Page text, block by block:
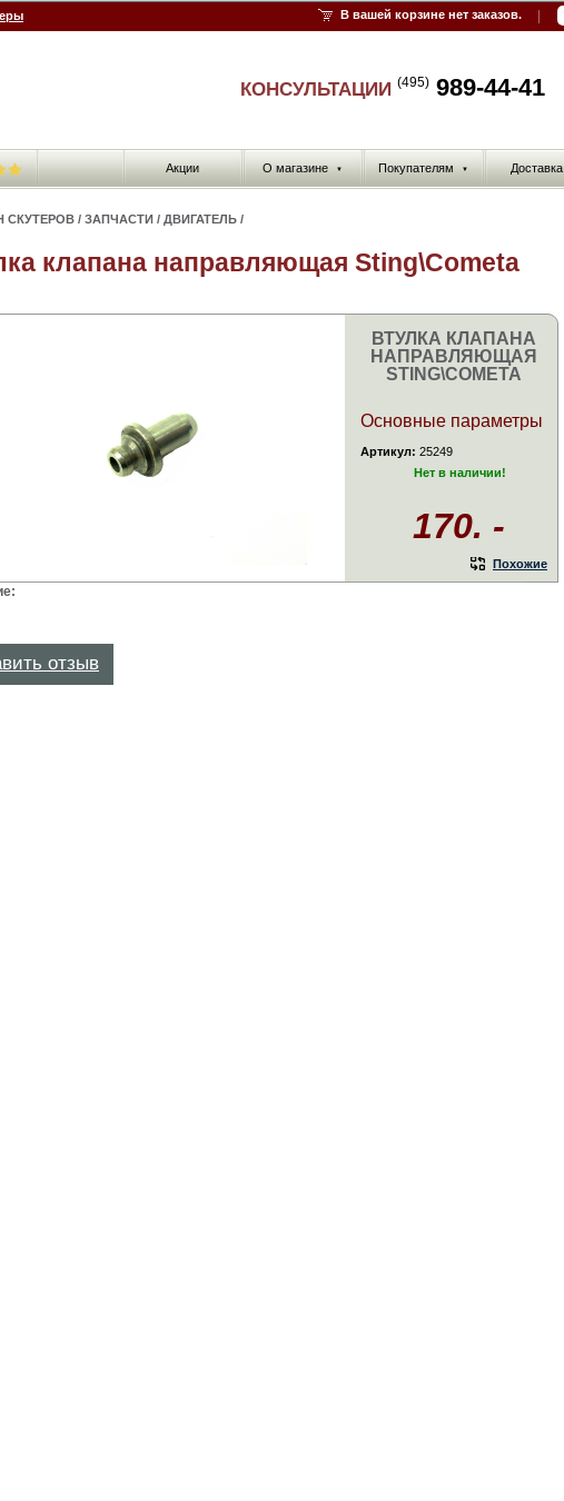
В вашей корзине нет заказов.
КОНСУЛЬТАЦИИ (495) 989-44-41
Акции О магазине ▼ Покупателям ▼ Доставка
СКУТЕРОВ / ЗАПЧАСТИ / ДВИГАТЕЛЬ /
клапана направляющая Sting\Cometa
ВТУЛКА КЛАПАНА
НАПРАВЛЯЮЩАЯ
STING\COMETA
Основные параметры
Артикул: 25249
Нет в наличии!
170. -
Похожие
отзыв